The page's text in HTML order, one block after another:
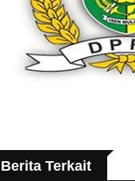
Berita Terkait